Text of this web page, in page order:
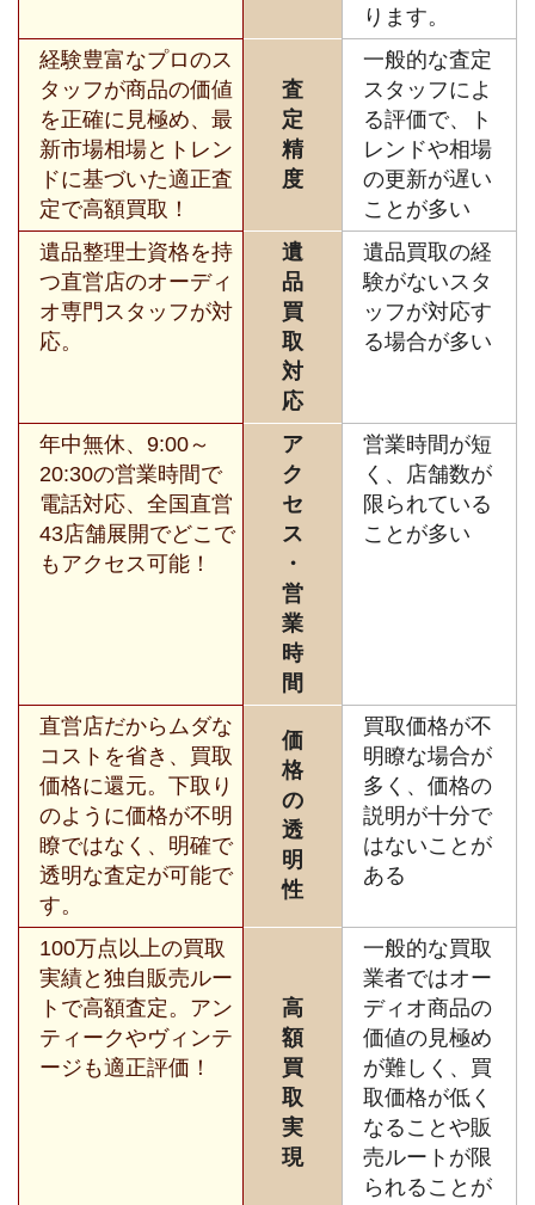
ります。
経験豊富なプロのス
タッフが商品の価値
を正確に見極め、最
新市場相場とトレン
ドに基づいた適正査
定で高額買取！
査
定
精
度
一般的な査定
スタッフによ
る評価で、ト
レンドや相場
の更新が遅い
ことが多い
遺品整理士資格を持
つ直営店のオーディ
オ専門スタッフが対
応。
遺
品
買
取
対
応
遺品買取の経
験がないスタ
ッフが対応す
る場合が多い
年中無休、9:00～
20:30の営業時間で
電話対応、全国直営
43店舗展開でどこで
もアクセス可能！
ア
ク
セ
ス
・
営
業
時
間
営業時間が短
く、店舗数が
限られている
ことが多い
直営店だからムダな
コストを省き、買取
価格に還元。下取り
のように価格が不明
瞭ではなく、明確で
透明な査定が可能で
す。
価
格
の
透
明
性
買取価格が不
明瞭な場合が
多く、価格の
説明が十分で
はないことが
ある
100万点以上の買取
実績と独自販売ルー
トで高額査定。アン
ティークやヴィンテ
ージも適正評価！
高
額
買
取
実
現
一般的な買取
業者ではオー
ディオ商品の
価値の見極め
が難しく、買
取価格が低く
なることや販
売ルートが限
られることが